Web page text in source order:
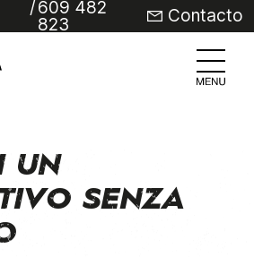
/609 482
823 Contacto
UN
SENZA